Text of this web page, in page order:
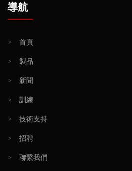
導航
> 首頁
> 製品
> 新聞
> 訓練
> 技術支持
> 招聘
> 聯繫我們